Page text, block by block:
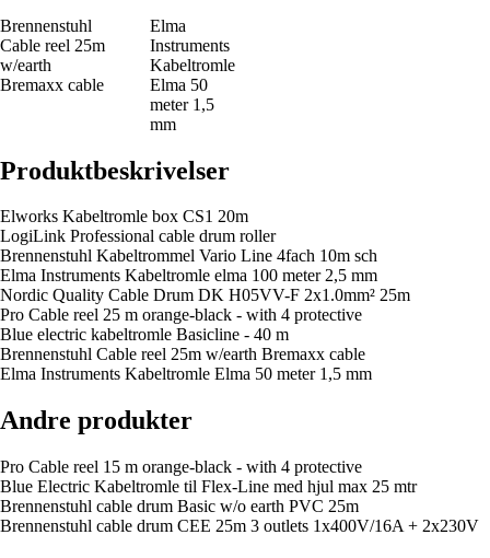
Brennenstuhl
Cable reel 25m
w/earth
Bremaxx cable
Elma
Instruments
Kabeltromle
Elma 50
meter 1,5
mm
Produktbeskrivelser
Elworks Kabeltromle box CS1 20m
LogiLink Professional cable drum roller
Brennenstuhl Kabeltrommel Vario Line 4fach 10m sch
Elma Instruments Kabeltromle elma 100 meter 2,5 mm
Nordic Quality Cable Drum DK H05VV-F 2x1.0mm² 25m
Pro Cable reel 25 m orange-black - with 4 protective
Blue electric kabeltromle Basicline - 40 m
Brennenstuhl Cable reel 25m w/earth Bremaxx cable
Elma Instruments Kabeltromle Elma 50 meter 1,5 mm
Andre produkter
Pro Cable reel 15 m orange-black - with 4 protective
Blue Electric Kabeltromle til Flex-Line med hjul max 25 mtr
Brennenstuhl cable drum Basic w/o earth PVC 25m
Brennenstuhl cable drum CEE 25m 3 outlets 1x400V/16A + 2x230V